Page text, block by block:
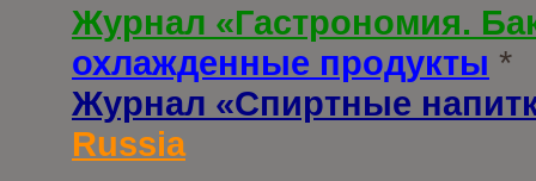
Журнал «Гастрономия.
охлажденные продукты *
Журнал «Спиртные
Russia